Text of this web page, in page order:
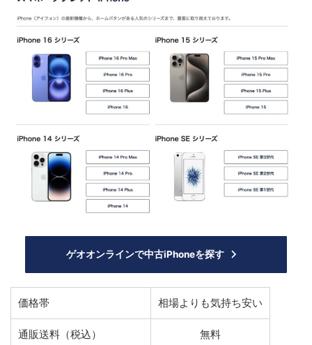
ゲオオンラインで中古iPhoneを探す
価格帯 相場よりも気持ち安い
通販送料（税込） 無料